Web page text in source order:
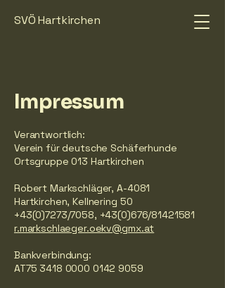
SVÖ Hartkirchen
Impressum
Verantwortlich:
Verein für deutsche Schäferhunde
Ortsgruppe 013 Hartkirchen
Robert Markschläger, A-4081
Hartkirchen, Kellnering 50
+43(0)7273/7058, +43(0)676/81421581
r.markschlaeger.oekv@gmx.at
Bankverbindung:
AT75 3418 0000 0142 9059